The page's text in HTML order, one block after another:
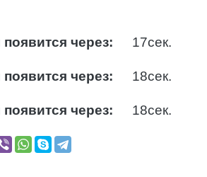
через: 16сек.
через: 16сек.
через: 16сек.